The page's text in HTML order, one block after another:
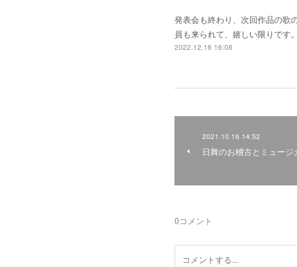
発表会も終わり、次回作品の歌
員も来られて、嬉しい限りです
2022.12.16 16:08
2021.10.16 14:52
日舞のお稽古とミュージ
0コメント